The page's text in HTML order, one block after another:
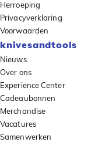
Herroeping
Privacyverklaring
Voorwaarden
knivesandtools
Nieuws
Over ons
Experience Center
Cadeaubonnen
Merchandise
Vacatures
Samenwerken